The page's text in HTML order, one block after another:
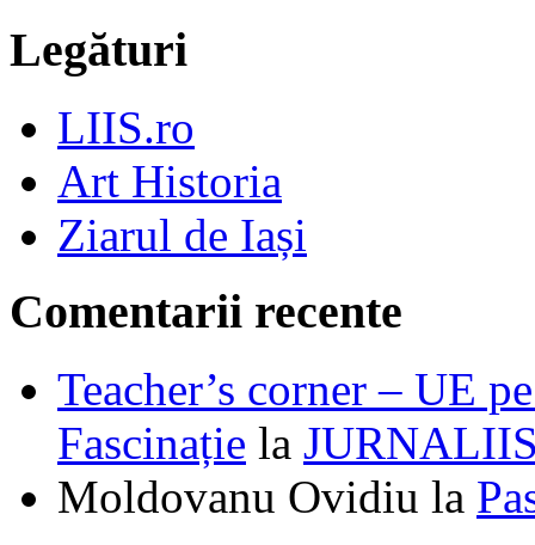
Legături
LIIS.ro
Art Historia
Ziarul de Iași
Comentarii recente
Teacher’s corner – UE
Fascinație la
Moldovanu Ovidiu la